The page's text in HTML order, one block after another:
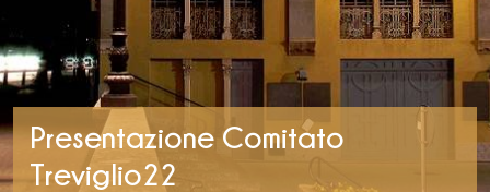
Presentazione Comitato
Treviglio22